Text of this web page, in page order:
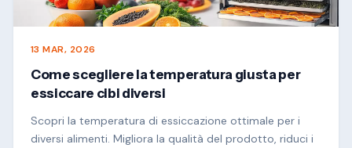
13 MAR, 2026
Come scegliere la temperatura giusta per
essiccare cibi diversi
Scopri la temperatura di essiccazione ottimale per i
diversi alimenti. Migliora la qualità del prodotto, riduci i